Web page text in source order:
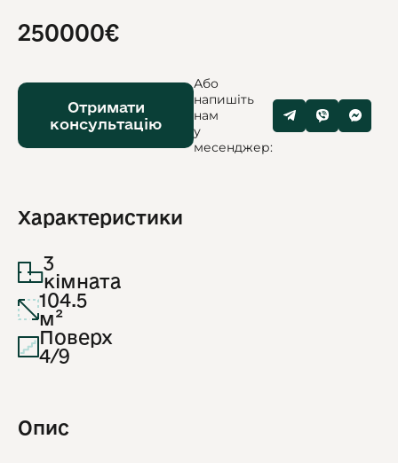
250000€
Отримати
консультацію
Або
напишіть
нам
у
месенджер:
Характеристики
3
кімната
104.5
м²
Поверх
4/9
Опис